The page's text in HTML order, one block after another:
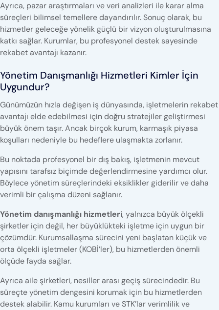
Ayrıca, pazar araştırmaları ve veri analizleri ile karar alma
süreçleri bilimsel temellere dayandırılır. Sonuç olarak, bu
hizmetler geleceğe yönelik güçlü bir vizyon oluşturulmasına
katkı sağlar. Kurumlar, bu profesyonel destek sayesinde
rekabet avantajı kazanır.
Yönetim Danışmanlığı Hizmetleri Kimler İçin
Uygundur?
Günümüzün hızla değişen iş dünyasında, işletmelerin rekabet
avantajı elde edebilmesi için doğru stratejiler geliştirmesi
büyük önem taşır. Ancak birçok kurum, karmaşık piyasa
koşulları nedeniyle bu hedeflere ulaşmakta zorlanır.
Bu noktada profesyonel bir dış bakış, işletmenin mevcut
yapısını tarafsız biçimde değerlendirmesine yardımcı olur.
Böylece yönetim süreçlerindeki eksiklikler giderilir ve daha
verimli bir çalışma düzeni sağlanır.
Yönetim danışmanlığı hizmetleri, yalnızca büyük ölçekli
şirketler için değil, her büyüklükteki işletme için uygun bir
çözümdür. Kurumsallaşma sürecini yeni başlatan küçük ve
orta ölçekli işletmeler (KOBİ’ler), bu hizmetlerden önemli
ölçüde fayda sağlar.
Ayrıca aile şirketleri, nesiller arası geçiş sürecindedir. Bu
süreçte yönetim dengesini korumak için bu hizmetlerden
destek alabilir. Kamu kurumları ve STK’lar verimlilik ve